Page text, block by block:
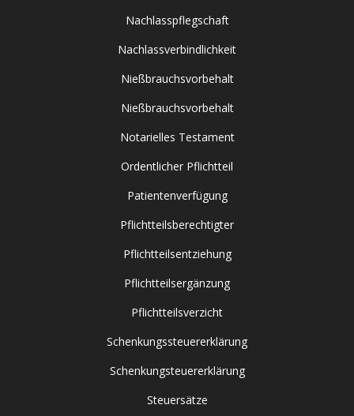
Nachlasspflegschaft
Nachlassverbindlichkeit
Nießbrauchsvorbehalt
Nießbrauchsvorbehalt
Notarielles Testament
Ordentlicher Pflichtteil
Patientenverfügung
Pflichtteilsberechtigter
Pflichtteilsentziehung
Pflichtteilsergänzung
Pflichtteilsverzicht
Schenkungssteuererklärung
Schenkungsteuererklärung
Steuersätze